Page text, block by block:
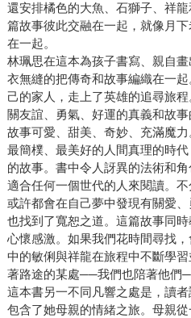
還安排橘色的大魚、石獅子、祥
篇故事彼此交融在一起，就像月
在一起。
林珮思在這本為孩子書寫、親自
衣無縫的把傳奇和故事編織在一
己的家人，走上了英雄的追尋旅
關友誼、勇氣、好運的真義和故
故事可愛、甜美、奇妙、充滿魔
最簡樸、最美好的人間真理的時
的故事。書中令人訝異的法術和
適合任何一個世代的人來閱讀。
或許都會在自己夢中發現有關愛
也找到了寬恕之道。這篇故事同
心懷感激。如果我們花時間尋找
中的敏俐與祥龍在旅程中不斷學
著路途的某處──我們也陪著他們
這本書另一不同凡響之處是，讀
包含了她母親的情緒之旅。母親